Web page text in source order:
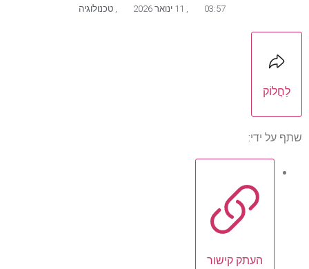
03:57 טכנולוגיה
לַחֲלוֹק
שתף על ידי:
העתק קישור